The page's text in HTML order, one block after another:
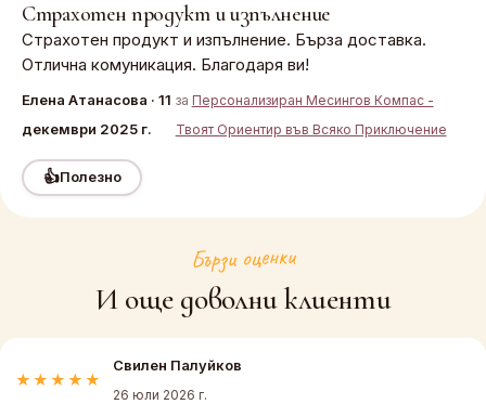
Страхотен продукт и изпълнение
Страхотен продукт и изпълнение. Бърза доставка.
Отлична комуникация. Благодаря ви!
Елена Атанасова · 11
декември 2025 г.
за Персонализиран Месингов Компас -
Твоят Ориентир във Всяко Приключение
👍Полезно
Бързи оценки
И още доволни клиенти
★★★★★
Свилен Палуйков
26 юли 2026 г.